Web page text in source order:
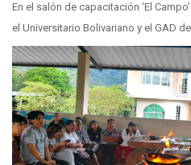
En el salón de capacitación ‘El
el Universitario Bolivariano y el GAD